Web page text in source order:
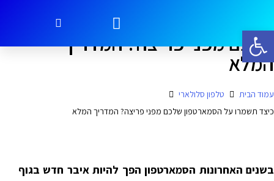
פתח סרגל נגישות
כיצד תשמרו על הסמארטפון
שלכם מפני פריצה? המדריך
המלא
עמוד הבית
טלפון סלולארי
כיצד תשמרו על הסמארטפון שלכם מפני פריצה? המדריך המלא
בשנים האחרונות הסמארטפון הפך להיות איבר חדש בגוף